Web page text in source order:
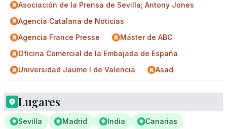
Asociación de la Prensa de Sevilla; Antony Jones
Agencia Catalana de Noticias
Agencia France Presse
Máster de ABC
Oficina Comercial de la Embajada de España
Universidad Jaume I de Valencia
Asad
Lugares
Sevilla Madrid India
Canarias